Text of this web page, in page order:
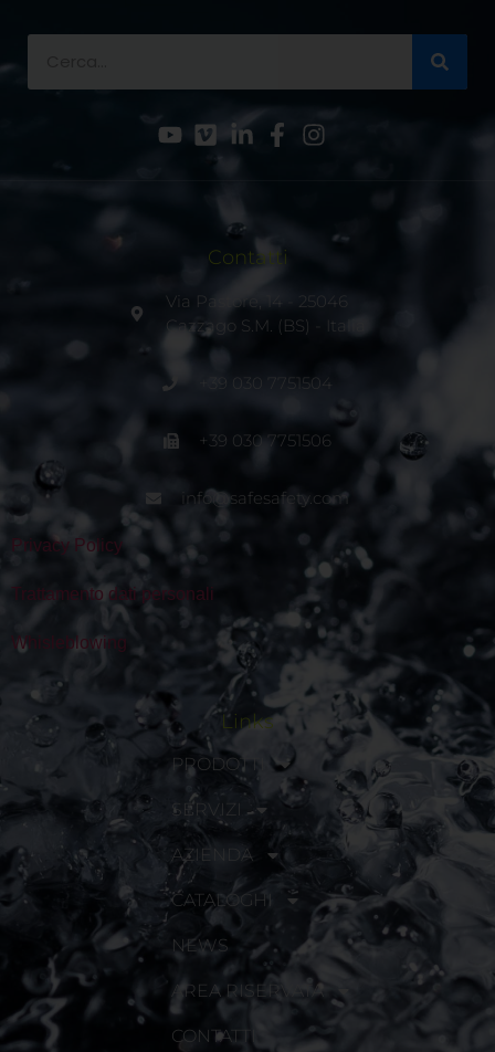
Contatti
Via Pastore, 14 - 25046
Cazzago S.M. (BS) - Italia
+39 030 7751504
+39 030 7751506
info@safesafety.com
Privacy Policy
Trattamento dati personali
Whisleblowing
Links
PRODOTTI
SERVIZI
AZIENDA
CATALOGHI
NEWS
AREA RISERVATA
CONTATTI